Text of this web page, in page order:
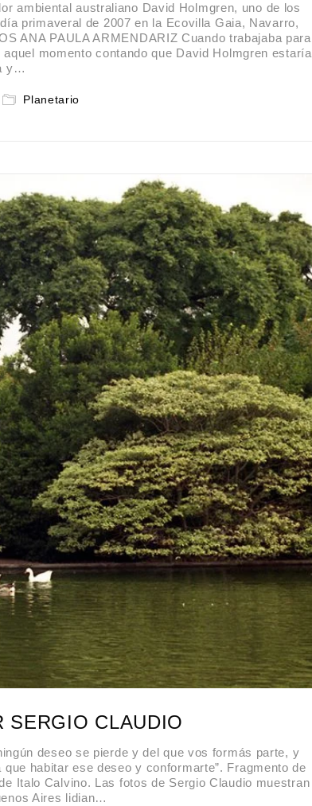
ambiental australiano David Holmgren, uno de los
primaveral de 2007 en la Ecovilla Gaia, Navarro,
ANA PAULA ARMENDARIZ Cuando trabajaba para
momento contando que David Holmgren estaría
y…
Planetario
SERGIO CLAUDIO
deseo se pierde y del que vos formás parte, y
habitar ese deseo y conformarte”. Fragmento de
Italo Calvino. Las fotos de Sergio Claudio muestran
Aires lidian…